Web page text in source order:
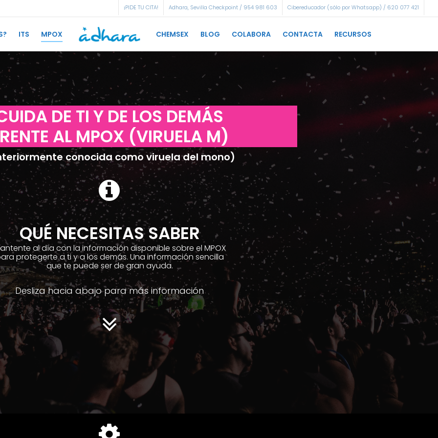
¡PIDE TU CITA! Adhara, Sevilla Checkpoint / 954 981 603 Cibereducador (sólo por Whatsapp) / 620 077 421
ITS MPOX CHEMSEX BLOG COLABORA CONTACTA RECURSOS
DE TI Y DE LOS DEMÁS
AL MPOX (VIRUELA M)
conocida como viruela del mono)
QUÉ NECESITAS SABER
al día con la información disponible sobre el MPOX
protegerte a ti y a los demás. Una información sencilla
que te puede ser de gran ayuda.
Desliza hacia abajo para más información